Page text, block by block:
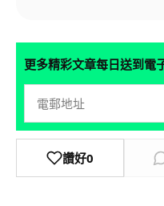
更多精彩文章每日送到電
讚好0